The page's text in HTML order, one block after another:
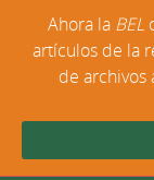
Ahora la BEL
artículos de la
de archivos